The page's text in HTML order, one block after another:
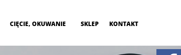
CIĘCIE, OKUWANIE SKLEP KONTAKT